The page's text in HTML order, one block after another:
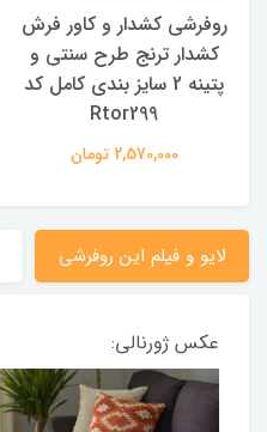
روفرشی کشدار و کاور فرش
کشدار ترنج طرح سنتی و
پتینه 2 سایز بندی کامل کد
Rtor299
2,570,000 تومان
لایو و فیلم این روفرشی
عکس ژورنالی: